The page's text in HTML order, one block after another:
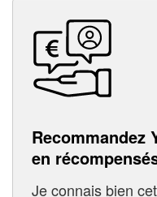
Recommandez
en
Je connais bien